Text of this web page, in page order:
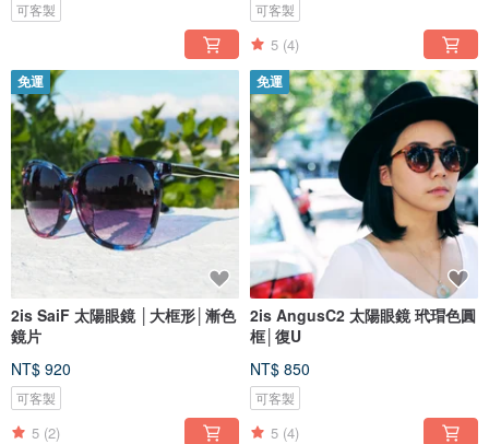
可客製 可客製
5 (4)
免運
2is SaiF 太陽眼鏡 │大框形│漸色
鏡片
NT$ 920
可客製
5 (2)
免運
2is AngusC2 太陽眼鏡 玳瑁色圓
框│復U
NT$ 850
可客製
5 (4)